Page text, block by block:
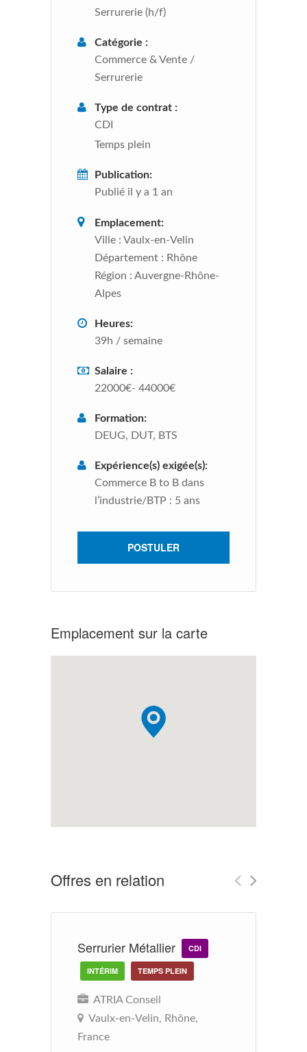
Serrurerie (h/f)
Catégorie :
Commerce & Vente /
Serrurerie
Type de contrat :
CDI
Temps plein
Publication:
Publié il y a 1 an
Emplacement:
Ville : Vaulx-en-Velin
Département : Rhône
Région : Auvergne-Rhône-
Alpes
Heures:
39h / semaine
Salaire :
22000€- 44000€
Formation:
DEUG, DUT, BTS
Expérience(s) exigée(s):
Commerce B to B dans
l’industrie/BTP : 5 ans
POSTULER
Emplacement sur la carte
Offres en relation
Serrurier Métallier CDI
INTÉRIM TEMPS PLEIN
ATRIA Conseil
Vaulx-en-Velin, Rhône,
France